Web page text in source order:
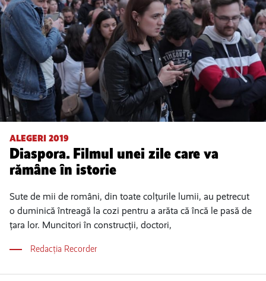
ALEGERI 2019
Diaspora. Filmul unei zile care va
rămâne în istorie
Sute de mii de români, din toate colțurile lumii, au petrecut
o duminică întreagă la cozi pentru a arăta că încă le pasă de
țara lor. Muncitori în construcții, doctori,
Redacția Recorder